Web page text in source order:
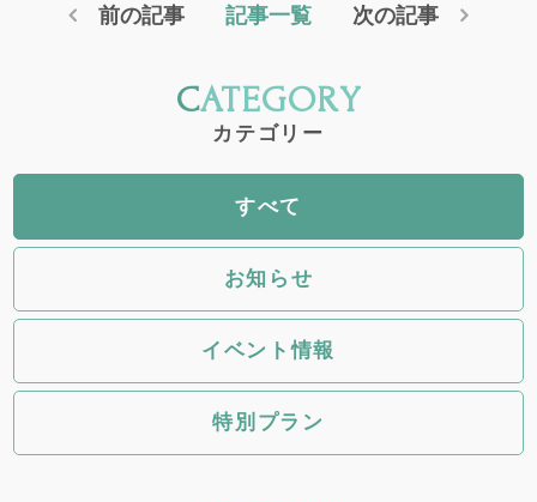
前の記事 記事一覧 次の記事
CATEGORY
カテゴリー
すべて
お知らせ
イベント情報
特別プラン